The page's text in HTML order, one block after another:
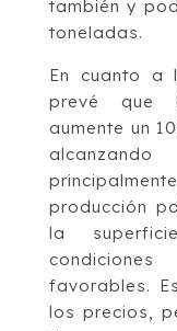
también y
toneladas.
En cuanto a
prevé que
aumente un
producción
la
favorables.
los precios,